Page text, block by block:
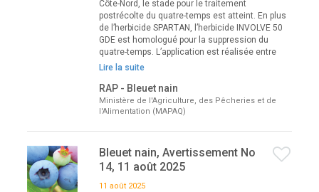
Côte-Nord, le stade pour le traitement
postrécolte du quatre-temps est atteint. En plus
de l’herbicide SPARTAN, l’herbicide INVOLVE 50
GDE est homologué pour la suppression du
quatre-temps. L’application est réalisée entre
Lire la suite
RAP - Bleuet nain
Ministère de l'Agriculture, des Pêcheries et de
l'Alimentation (MAPAQ)
Bleuet nain, Avertissement No
14, 11 août 2025
11 août 2025